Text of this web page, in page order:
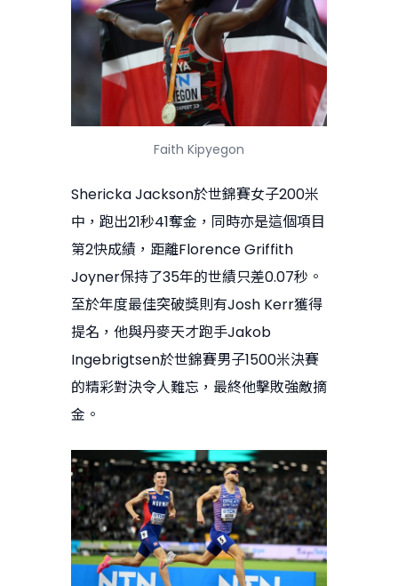
Faith Kipyegon
Shericka Jackson於世錦賽女子200米
中，跑出21秒41奪金，同時亦是這個項目
第2快成績，距離Florence Griffith
Joyner保持了35年的世績只差0.07秒。
至於年度最佳突破獎則有Josh Kerr獲得
提名，他與丹麥天才跑手Jakob
Ingebrigtsen於世錦賽男子1500米決賽
的精彩對決令人難忘，最終他擊敗強敵摘
金。